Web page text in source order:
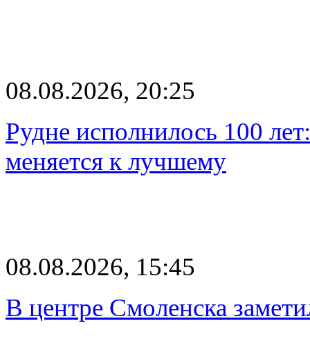
08.08.2026, 20:25
Рудне исполнилось 100
меняется к лучшему
08.08.2026, 15:45
В центре Смоленска